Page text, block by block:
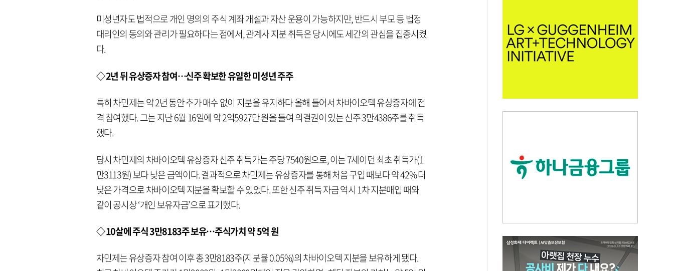
미성년자도 법적으로 개인 명의의 주식 계좌 개설과 자산 운용이 가능하지만, 반드시 부모 등 법정
대리인의 동의와 관리가 필요하다는 점에서, 관계사 지분 취득은 당시에도 세간의 관심을 집중시켰
다.
◇ 2년 뒤 유상증자 참여…신주 확보한 유일한 미성년 주주
특히 차민제는 약 2년 동안 추가 매수 없이 지분을 유지하다 올해 들어서 차바이오텍 유상증자에 전
격 참여했다. 그는 지난 6월 16일에 약 2억5927만 원을 들여 의결권이 있는 신주 3만4386주를 취득
했다.
당시 차민제의 차바이오텍 유상증자 신주 취득가는 주당 7540원으로, 이는 7세이던 최초 취득가(1
만3113원) 보다 낮은 금액이다. 결과적으로 차민제는 유상증자를 통해 처음 구입 때보다 약 42% 더
낮은 가격으로 차바이오텍 지분을 확보할 수 있었다. 또한 신주 취득 자금 역시 1차 지분매입 때와
같이 공시상 ‘개인 보유자금’으로 표기했다.
◇ 10살에 주식 3만8183주 보유…주식가치 약 5억 원
차민제는 유상증자 참여 이후 총 3만8183주(지분율 0.05%)의 차바이오텍 지분을 보유하게 됐다.